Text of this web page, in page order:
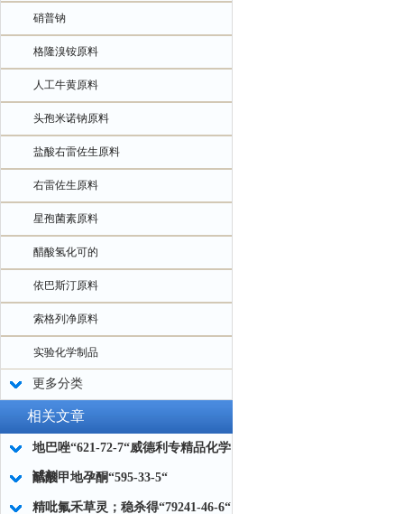
硝普钠
格隆溴铵原料
人工牛黄原料
头孢米诺钠原料
盐酸右雷佐生原料
右雷佐生原料
星孢菌素原料
醋酸氢化可的
依巴斯汀原料
索格列净原料
实验化学制品
更多分类
相关文章
地巴唑“621-72-7“威德利专精品化学
试剂
醋酸甲地孕酮“595-33-5“
精吡氟禾草灵；稳杀得“79241-46-6“